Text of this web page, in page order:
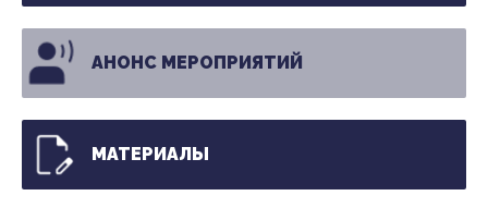
АНОНС МЕРОПРИЯТИЙ
МАТЕРИАЛЫ